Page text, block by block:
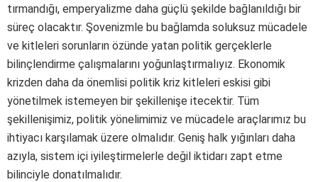
tırmandığı, emperyalizme daha güçlü şekilde bağlanıldığı bir
süreç olacaktır. Şovenizmle bu bağlamda soluksuz mücadele
ve kitleleri sorunların özünde yatan politik gerçeklerle
bilinçlendirme çalışmalarını yoğunlaştırmalıyız. Ekonomik
krizden daha da önemlisi politik kriz kitleleri eskisi gibi
yönetilmek istemeyen bir şekillenişe itecektir. Tüm
şekillenişimiz, politik yönelimimiz ve mücadele araçlarımız bu
ihtiyacı karşılamak üzere olmalıdır. Geniş halk yığınları daha
azıyla, sistem içi iyileştirmelerle değil iktidarı zapt etme
bilinciyle donatılmalıdır.